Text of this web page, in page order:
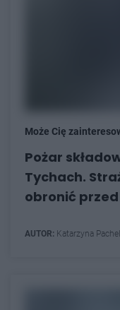
Może Cię
Pożar
Tychach.
obronić
AUTOR: Katarzyna